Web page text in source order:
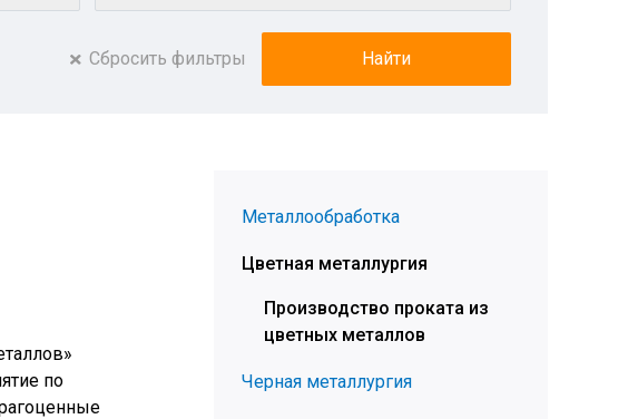
Сбросить фильтры
по
Металлообработка
Цветная металлургия
Производство проката из
цветных металлов
Черная металлургия